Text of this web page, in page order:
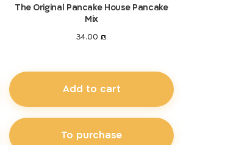
The Original Pancake House Pancake
Mix
34.00 ₪
Add to cart
To purchase